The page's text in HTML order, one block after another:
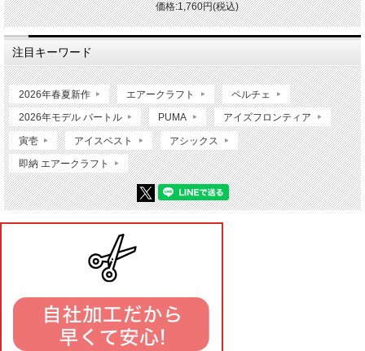
価格:1,760円(税込)
注目キーワード
2026年春夏新作 エアークラフト ペルチェ
2026年モデル バートル PUMA アイズフロンティア
寅壱 アイスベスト アシックス
即納 エアークラフト